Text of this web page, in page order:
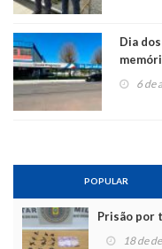
Dia
6 de
POPULAR
Prisão por
18 de